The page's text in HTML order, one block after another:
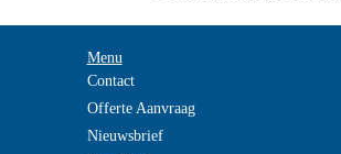
Menu
Contact
Offerte Aanvraag
Nieuwsbrief